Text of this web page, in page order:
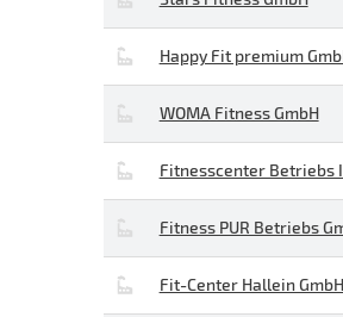
Happy Fit premium
WOMA Fitness GmbH
Fitnesscenter Betriebs
Fitness PUR Betriebs
Fit-Center Hallein GmbH